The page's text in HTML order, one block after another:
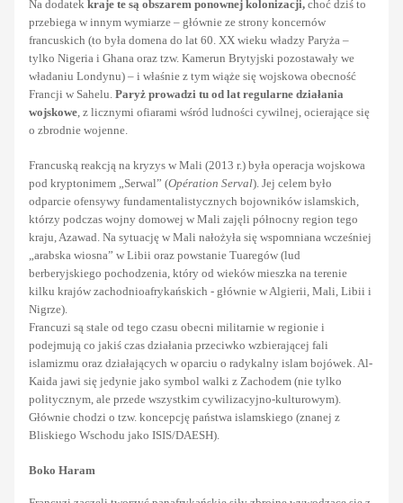
Na dodatek kraje te są obszarem ponownej kolonizacji, choć dziś to
przebiega w innym wymiarze – głównie ze strony koncernów
francuskich (to była domena do lat 60. XX wieku władzy Paryża –
tylko Nigeria i Ghana oraz tzw. Kamerun Brytyjski pozostawały we
władaniu Londynu) – i właśnie z tym wiąże się wojskowa obecność
Francji w Sahelu. Paryż prowadzi tu od lat regularne działania
wojskowe, z licznymi ofiarami wśród ludności cywilnej, ocierające się
o zbrodnie wojenne.
Francuską reakcją na kryzys w Mali (2013 r.) była operacja wojskowa
pod kryptonimem „Serwal” (Opération Serval). Jej celem było
odparcie ofensywy fundamentalistycznych bojowników islamskich,
którzy podczas wojny domowej w Mali zajęli północny region tego
kraju, Azawad. Na sytuację w Mali nałożyła się wspomniana wcześniej
„arabska wiosna” w Libii oraz powstanie Tuaregów (lud
berberyjskiego pochodzenia, który od wieków mieszka na terenie
kilku krajów zachodnioafrykańskich - głównie w Algierii, Mali, Libii i
Nigrze).
Francuzi są stale od tego czasu obecni militarnie w regionie i
podejmują co jakiś czas działania przeciwko wzbierającej fali
islamizmu oraz działających w oparciu o radykalny islam bojówek. Al-
Kaida jawi się jedynie jako symbol walki z Zachodem (nie tylko
politycznym, ale przede wszystkim cywilizacyjno-kulturowym).
Głównie chodzi o tzw. koncepcję państwa islamskiego (znanej z
Bliskiego Wschodu jako ISIS/DAESH).
Boko Haram